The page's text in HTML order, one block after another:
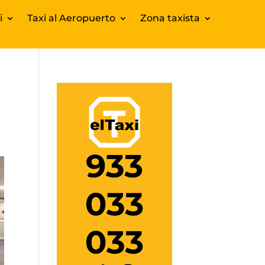
Taxi al Aeropuerto Zona taxista